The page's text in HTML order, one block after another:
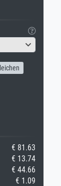
€ 81.63
€ 13.74
€ 44.66
€ 1.09